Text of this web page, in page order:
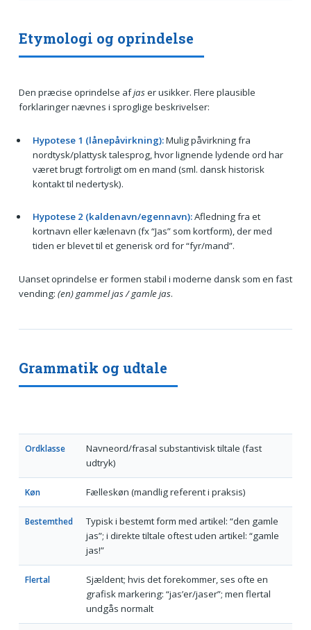
Etymologi og oprindelse
Den præcise oprindelse afjaser usikker. Flere plausible
forklaringer nævnes i sproglige beskrivelser:
Hypotese 1 (lånepåvirkning):Mulig påvirkning fra
nordtysk/plattysk talesprog, hvor lignende lydende ord har
været brugt fortroligt om en mand (sml. dansk historisk
kontakt til nedertysk).
Hypotese 2 (kaldenavn/egennavn):Afledning fra et
kortnavn eller kælenavn (fx “Jas” som kortform), der med
tiden er blevet til et generisk ord for “fyr/mand”.
Uanset oprindelse er formen stabil i moderne dansk som en fast
vending: (en) gammel jas / gamle jas.
Grammatik og udtale
Ordklasse
Navneord/frasal substantivisk tiltale (fast
udtryk)
Køn Fælleskøn (mandlig referent i praksis)
Bestemthed
Typisk i bestemt form med artikel: “den gamle
jas”; i direkte tiltale oftest uden artikel: “gamle
jas!”
Flertal
Sjældent; hvis det forekommer, ses ofte en
grafisk markering: “jas’er/jaser”; men flertal
undgås normalt